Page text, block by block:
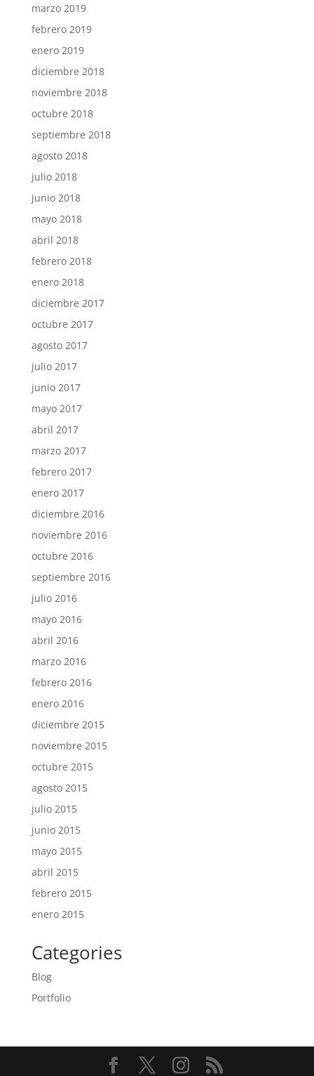
marzo 2019
febrero 2019
enero 2019
diciembre 2018
noviembre 2018
octubre 2018
septiembre 2018
agosto 2018
julio 2018
junio 2018
mayo 2018
abril 2018
febrero 2018
enero 2018
diciembre 2017
octubre 2017
agosto 2017
julio 2017
junio 2017
mayo 2017
abril 2017
marzo 2017
febrero 2017
enero 2017
diciembre 2016
noviembre 2016
octubre 2016
septiembre 2016
julio 2016
mayo 2016
abril 2016
marzo 2016
febrero 2016
enero 2016
diciembre 2015
noviembre 2015
octubre 2015
agosto 2015
julio 2015
junio 2015
mayo 2015
abril 2015
febrero 2015
enero 2015
Categories
Blog
Portfolio